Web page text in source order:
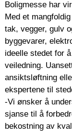
Boligmesse har
Med et
tak, vegger, gulv
byggevarer,
ideelle stedet for
veiledning.
ansiktsløftning
ekspertene til
-Vi ønsker å
sjanse til å
bekostning av